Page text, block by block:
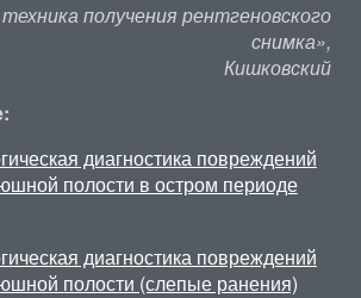
получения рентгеновского
снимка»,
Кишковский
диагностика повреждений
полости в остром периоде
диагностика повреждений
полости (слепые ранения)